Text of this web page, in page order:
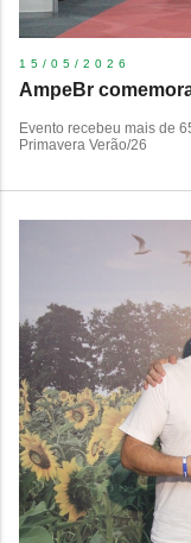
15/05/2026
AmpeBr
Evento recebeu mais de
Primavera Verão/26